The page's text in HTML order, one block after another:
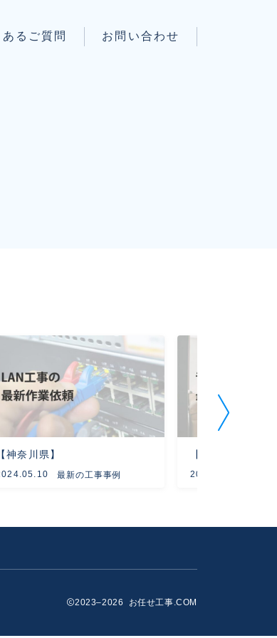
あるご質問 お問い合わせ
【神奈川県】
最新の工事事例 2023.12.01
2023–2026 お任せ工事.COM